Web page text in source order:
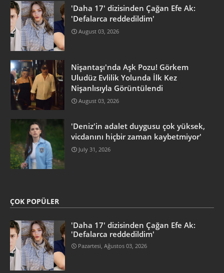
'Daha 17' dizisinden Çağan Efe Ak:
'Defalarca reddedildim'
August 03, 2026
Nişantaşı'nda Aşk Pozu! Görkem
Uludüz Evlilik Yolunda İlk Kez
Nişanlısıyla Görüntülendi
August 03, 2026
'Deniz'in adalet duygusu çok yüksek,
vicdanını hiçbir zaman kaybetmiyor'
July 31, 2026
ÇOK POPÜLER
'Daha 17' dizisinden Çağan Efe Ak:
'Defalarca reddedildim'
Pazartesi, Ağustos 03, 2026